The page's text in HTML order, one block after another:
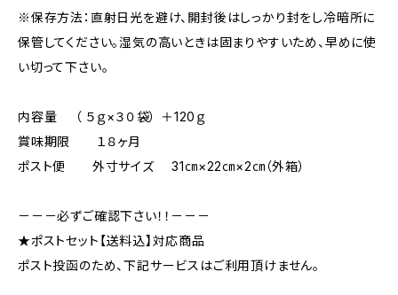
※保存方法：直射日光を避け、開封後はしっかり封をし冷暗所に
保管してください。湿気の高いときは固まりやすいため、早めに使
い切って下さい。
内容量 （ ５ｇ×３０袋） ＋120ｇ
賞味期限 １８ヶ月
ポスト便 外寸サイズ 31㎝×22㎝×2㎝（外箱）
－－－必ずご確認下さい！！－－－
★ポストセット【送料込】対応商品
ポスト投函のため、下記サービスはご利用頂けません。